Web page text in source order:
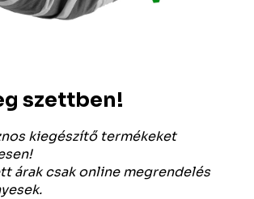
szettben!
kiegészítő termékeket
árak csak online megrendelés